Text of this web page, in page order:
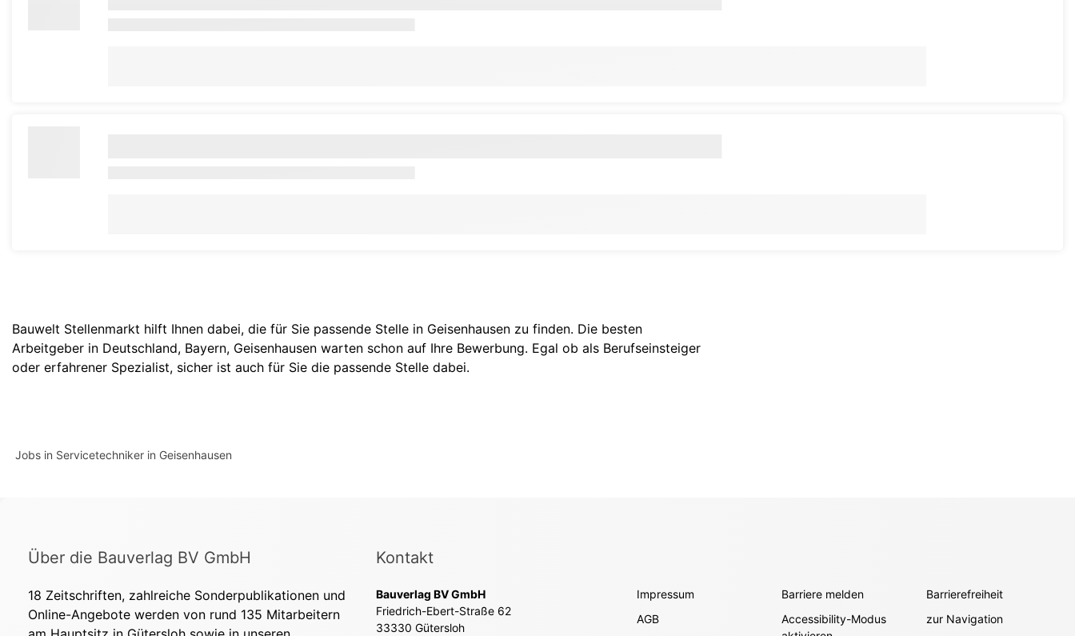
Bauwelt Stellenmarkt hilft Ihnen dabei, die für Sie passende Stelle in Geisenhausen zu finden. Die besten
Arbeitgeber in Deutschland, Bayern, Geisenhausen warten schon auf Ihre Bewerbung. Egal ob als Berufseinsteiger
oder erfahrener Spezialist, sicher ist auch für Sie die passende Stelle dabei.
Jobs in Servicetechniker in Geisenhausen
Über die Bauverlag BV GmbH
18 Zeitschriften, zahlreiche Sonderpublikationen und
Online-Angebote werden von rund 135 Mitarbeitern
Kontakt
Bauverlag BV GmbH
Friedrich-Ebert-Straße 62
33330 Gütersloh
Impressum
AGB
Barriere melden
Accessibility-Modus
Barrierefreiheit
zur Navigation